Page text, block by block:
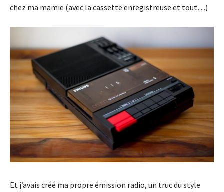
chez ma mamie (avec la cassette enregistreuse et tout…)
Et j’avais créé ma propre émission radio, un truc du style